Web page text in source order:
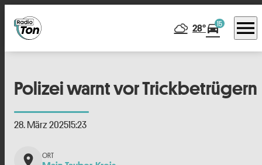
28°directions_car15 menu
Polizei warnt vor Trickbetrügern
28. März 202515:23
place